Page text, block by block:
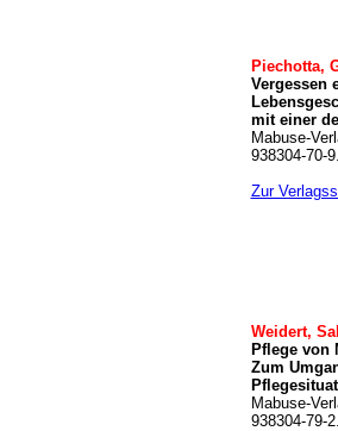
Piechotta,
Vergessen
mit einer
Mabuse-
938304-70-
Zur
Weidert,
Pflege von
Zum
Mabuse-
938304-79-